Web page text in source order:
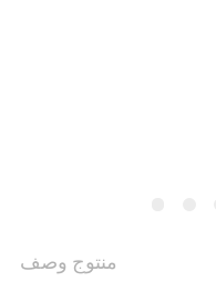
منتوج وصف